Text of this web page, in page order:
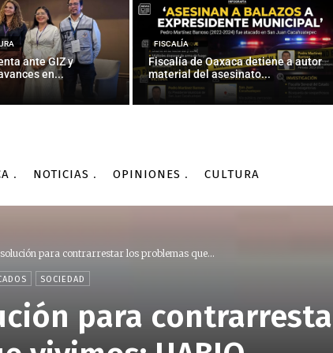
ante GIZ y
en...
FISCALÍA
Fiscalía de Oaxaca detiene a autor
material del asesinato...
NOTICIAS OPINIONES CULTURA
para contrarrestar los problemas que...
SOCIEDAD
para